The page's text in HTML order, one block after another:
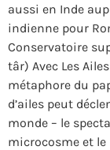
aussi en Inde
indienne pour
Conservatoire
târ) Avec Les
métaphore du
d’ailes peut
monde – le
microcosme et le